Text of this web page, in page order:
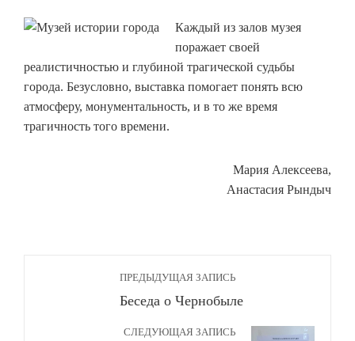
Каждый из залов музея
поражает своей
реалистичностью и глубиной трагической судьбы
города. Безусловно, выставка помогает понять всю
атмосферу, монументальность, и в то же время
трагичность того времени.
Мария Алексеева,
Анастасия Рындыч
ПРЕДЫДУЩАЯ ЗАПИСЬ
Беседа о Чернобыле
СЛЕДУЮЩАЯ ЗАПИСЬ